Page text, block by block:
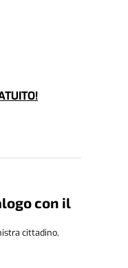
con il
cittadino,